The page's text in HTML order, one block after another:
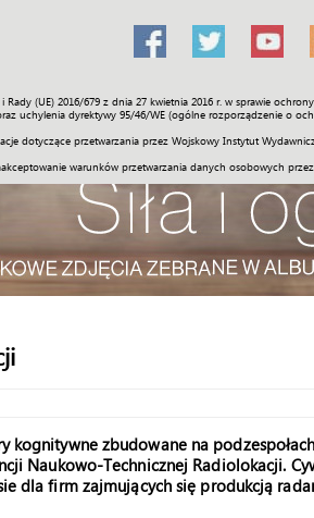
(UE) 2016/679 z dnia 27 kwietnia 2016 r. w sprawie
uchylenia dyrektywy 95/46/WE (ogólne rozporządzenie o
dotyczące przetwarzania przez Wojskowy Instytut
warunków przetwarzania danych osobowych
Społeczność Sport Historia
kognitywne zbudowane na
Naukowo-Technicznej Radiolokacji.
dla firm zajmujących się produkcją